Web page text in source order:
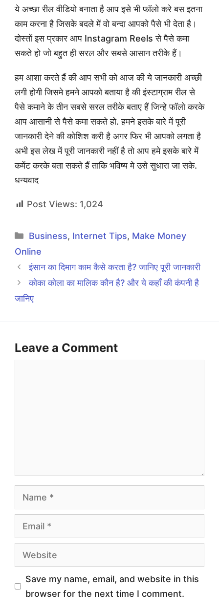
ये अच्छा रील वीडियो बनाता है आप इसे भी फॉलो करे बस इतना
काम करना है जिसके बदले में वो बन्दा आपको पैसे भी देता है।
दोस्तों इस प्रकार आप Instagram Reels से पैसे कमा
सकते हो जो बहुत ही सरल और सबसे आसान तरीके हैं।
हम आशा करते हैं की आप सभी को आज की ये जानकारी अच्छी
लगी होगी जिसमे हमने आपको बताया है की इंस्टाग्राम रील से
पैसे कमाने के तीन सबसे सरल तरीके बताए हैं जिन्हे फॉलो करके
आप आसानी से पैसे कमा सकते हो. हमने इसके बारे में पूरी
जानकारी देने की कोशिश करी है अगर फिर भी आपको लगता है
अभी इस लेख में पूरी जानकारी नहीं है तो आप हमे इसके बारे में
कमेंट करके बता सकते हैं ताकि भविष्य मे उसे सुधारा जा सके.
धन्यवाद
Post Views: 1,024
Categories
Business, Internet Tips, Make Money
Online
इंसान का दिमाग काम कैसे करता है? जानिए पूरी जानकारी
कोका कोला का मालिक कौन है? और ये कहाँ की कंपनी है
जानिए
Leave a Comment
Name
Email
Website
Save my name, email, and website in this
browser for the next time I comment.